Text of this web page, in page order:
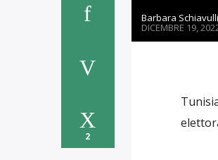
2
Barbara Schiavulli
DICEMBRE 19,